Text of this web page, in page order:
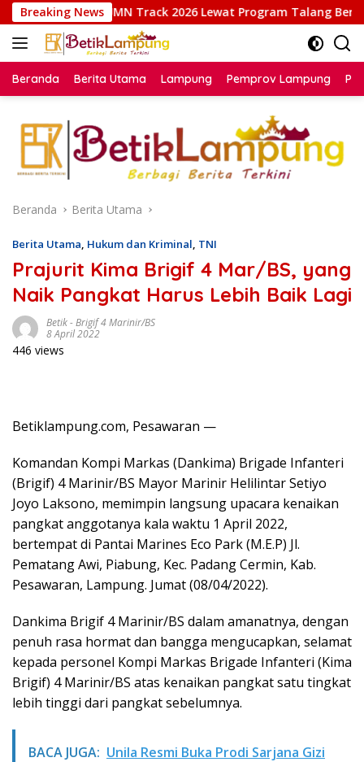
Langsung
ke
konten
Breaking News
Track 2026 Lewat Program Talang Berseri Kalapas
Beranda Berita Utama Lampung Pemprov Lampung
Beranda Berita Utama
Berita Utama, Hukum dan Kriminal, TNI
Prajurit Kima Brigif 4 Mar/BS, yang
Naik Pangkat Harus Lebih Baik Lagi
Betik-Brigif 4 Marinir/BS
8 April 2022
446 views
Betiklampung.com, Pesawaran —
Komandan Kompi Markas (Dankima) Brigade Infanteri
(Brigif) 4 Marinir/BS Mayor Marinir Helilintar Setiyo
Joyo Laksono, memimpin langsung upacara kenaikan
pangkat anggotanya kala waktu 1 April 2022,
bertempat di Pantai Marines Eco Park (M.E.P) Jl.
Pematang Awi, Piabung, Kec. Padang Cermin, Kab.
Pesawaran, Lampung. Jumat (08/04/2022).
Dankima Brigif 4 Marinir/BS dalam amanatnya, dengan
penuh rasa hormat dan bangga mengucapkan, selamat
kepada personel Kompi Markas Brigade Infanteri (Kima
Brigif) 4 Marinir/BS atas kenaikan pangkat satu tingkat
lebih tinggi dari pangkat sebelumnya.
BACA JUGA: Unila Resmi Buka Prodi Sarjana Gizi